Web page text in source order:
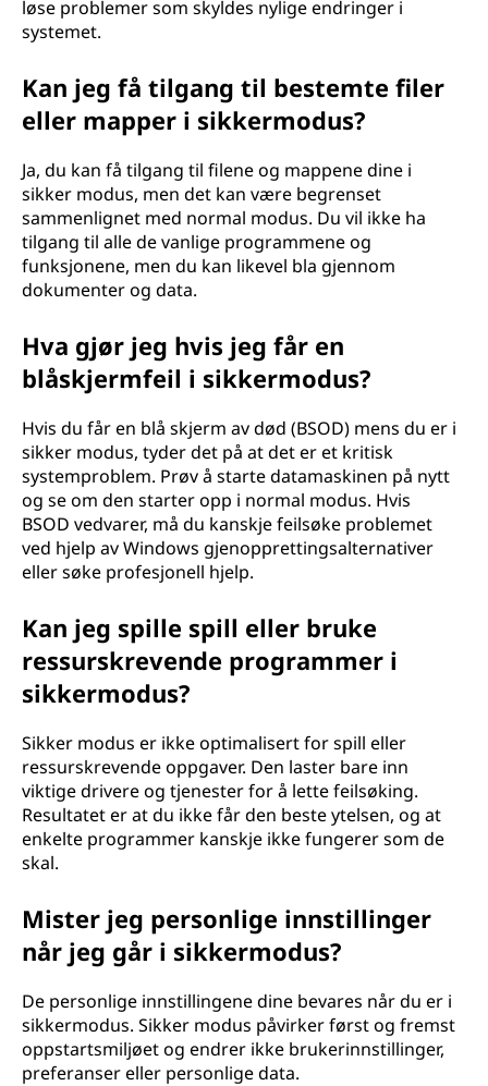
løse problemer som skyldes nylige endringer i
systemet.
Kan jeg få tilgang til bestemte filer
eller mapper i sikkermodus?
Ja, du kan få tilgang til filene og mappene dine i
sikker modus, men det kan være begrenset
sammenlignet med normal modus. Du vil ikke ha
tilgang til alle de vanlige programmene og
funksjonene, men du kan likevel bla gjennom
dokumenter og data.
Hva gjør jeg hvis jeg får en
blåskjermfeil i sikkermodus?
Hvis du får en blå skjerm av død (BSOD) mens du er i
sikker modus, tyder det på at det er et kritisk
systemproblem. Prøv å starte datamaskinen på nytt
og se om den starter opp i normal modus. Hvis
BSOD vedvarer, må du kanskje feilsøke problemet
ved hjelp av Windows gjenopprettingsalternativer
eller søke profesjonell hjelp.
Kan jeg spille spill eller bruke
ressurskrevende programmer i
sikkermodus?
Sikker modus er ikke optimalisert for spill eller
ressurskrevende oppgaver. Den laster bare inn
viktige drivere og tjenester for å lette feilsøking.
Resultatet er at du ikke får den beste ytelsen, og at
enkelte programmer kanskje ikke fungerer som de
skal.
Mister jeg personlige innstillinger
når jeg går i sikkermodus?
De personlige innstillingene dine bevares når du er i
sikkermodus. Sikker modus påvirker først og fremst
oppstartsmiljøet og endrer ikke brukerinnstillinger,
preferanser eller personlige data.